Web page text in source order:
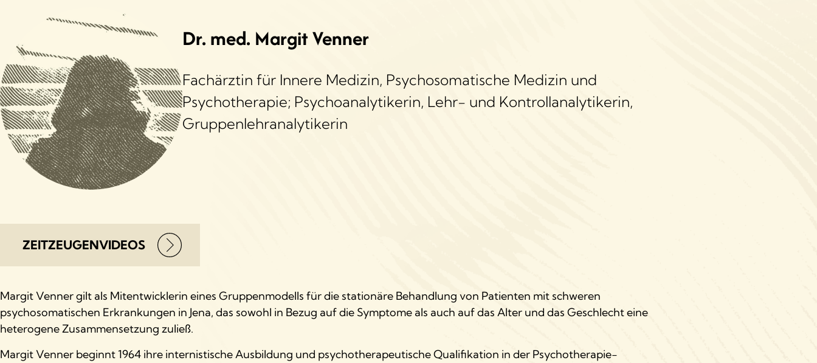
Dr. med. Margit Venner
Fachärztin für Innere Medizin, Psychosomatische Medizin und
Psychotherapie; Psychoanalytikerin, Lehr- und Kontrollanalytikerin,
Gruppenlehranalytikerin
ZEITZEUGENVIDEOS
Margit Venner gilt als Mitentwicklerin eines Gruppenmodells für die stationäre Behandlung von Patienten mit schweren
psychosomatischen Erkrankungen in Jena, das sowohl in Bezug auf die Symptome als auch auf das Alter und das Geschlecht eine
heterogene Zusammensetzung zuließ.
Margit Venner beginnt 1964 ihre internistische Ausbildung und psychotherapeutische Qualifikation in der Psychotherapie-